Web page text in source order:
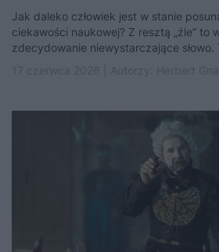
Jak daleko człowiek jest w stanie
ciekawości naukowej? Z resztą „źle” to
zdecydowanie niewystarczające słowo.